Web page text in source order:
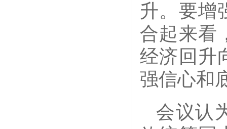
升。要增
合起来看
经济回升
强信心和
会议认